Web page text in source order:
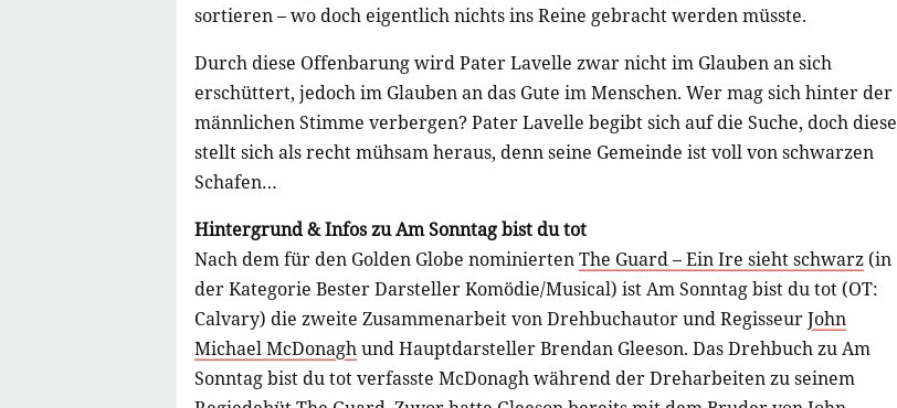
sortieren – wo doch eigentlich nichts ins Reine gebracht werden müsste.
Durch diese Offenbarung wird Pater Lavelle zwar nicht im Glauben an sich
erschüttert, jedoch im Glauben an das Gute im Menschen. Wer mag sich hinter der
männlichen Stimme verbergen? Pater Lavelle begibt sich auf die Suche, doch diese
stellt sich als recht mühsam heraus, denn seine Gemeinde ist voll von schwarzen
Schafen…
Hintergrund & Infos zu Am Sonntag bist du tot
Nach dem für den Golden Globe nominiertenThe Guard – Ein Ire sieht schwarz (in
der Kategorie Bester Darsteller Komödie/Musical) ist Am Sonntag bist du tot (OT:
Calvary) die zweite Zusammenarbeit von Drehbuchautor und RegisseurJohn
Michael McDonaghund Hauptdarsteller Brendan Gleeson. Das Drehbuch zu Am
Sonntag bist du tot verfasste McDonagh während der Dreharbeiten zu seinem